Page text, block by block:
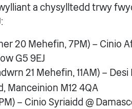
a chysylltedd trwy
20 Mehefin, 7PM) – Cinio
G5 9EJ
21 Mehefin, 11AM) –
Manceinion M12 4QA
– Cinio Syriaidd @